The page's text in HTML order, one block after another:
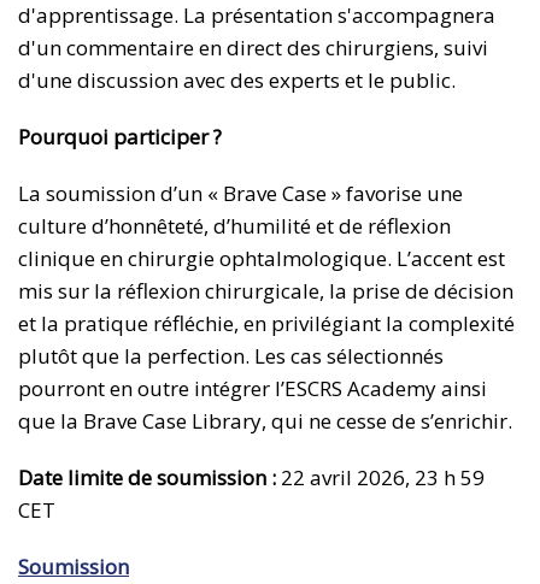
d'apprentissage. La présentation s'accompagnera
d'un commentaire en direct des chirurgiens, suivi
d'une discussion avec des experts et le public.
Pourquoi participer ?
La soumission d’un « Brave Case » favorise une
culture d’honnêteté, d’humilité et de réflexion
clinique en chirurgie ophtalmologique. L’accent est
mis sur la réflexion chirurgicale, la prise de décision
et la pratique réfléchie, en privilégiant la complexité
plutôt que la perfection. Les cas sélectionnés
pourront en outre intégrer l’ESCRS Academy ainsi
que la Brave Case Library, qui ne cesse de s’enrichir.
Date limite de soumission : 22 avril 2026, 23 h 59
CET
Soumission